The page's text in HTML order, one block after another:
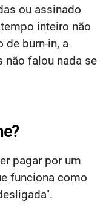
ou assinado
inteiro não
de burn-in, a
não falou nada se
pagar por um
funciona como